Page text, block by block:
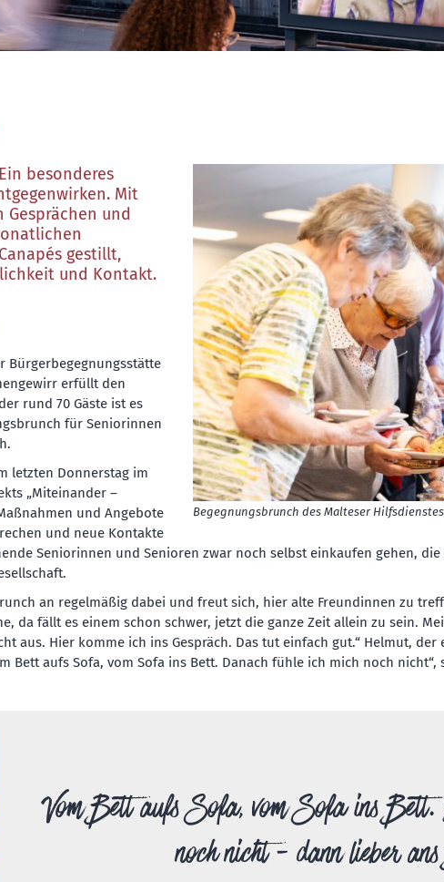
Begegnungsbrunch des Malteser Hilfsdienstes
besonderes
Mit
und
gestillt,
und Kontakt.
Bürgerbegegnungsstätte
erfüllt den
rund 70 Gäste ist es
für Seniorinnen
letzten Donnerstag im
„Miteinander –
und Angebote
und neue Kontakte
Seniorinnen und Senioren zwar noch selbst einkaufen gehen,
an regelmäßig dabei und freut sich, hier alte Freundinnen zu
da fällt es einem schon schwer, jetzt die ganze Zeit allein zu sein.
aus. Hier komme ich ins Gespräch. Das tut einfach gut.“ Helmut,
Bett aufs Sofa, vom Sofa ins Bett. Danach fühle ich mich noch nicht“,
Vom Bett aufs Sofa, vom Sofa ins
noch nicht - dann lieber